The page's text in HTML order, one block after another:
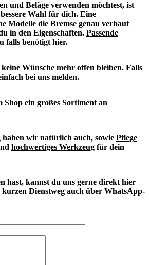
und Beläge verwenden möchtest, ist
Wahl für dich. Eine
Modelle die Bremse genau verbaut
in den Eigenschaften. Passende
falls benötigt hier.
Wünsche mehr offen bleiben. Falls
bei uns melden.
ein großes Sortiment an
haben wir natürlich auch, sowie Pflege
hochwertiges Werkzeug für dein
hast, kannst du uns gerne direkt hier
Dienstweg auch über WhatsApp-